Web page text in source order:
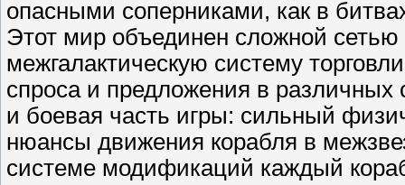
опасными соперниками, как в
Этот мир объединен сложной
межгалактическую систему
спроса и предложения в
и боевая часть игры: сильный
нюансы движения корабля в
системе модификаций каждый